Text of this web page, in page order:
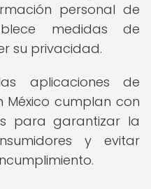
personal de
medidas de
su privacidad.
aplicaciones de
México cumplan con
para garantizar la
y evitar